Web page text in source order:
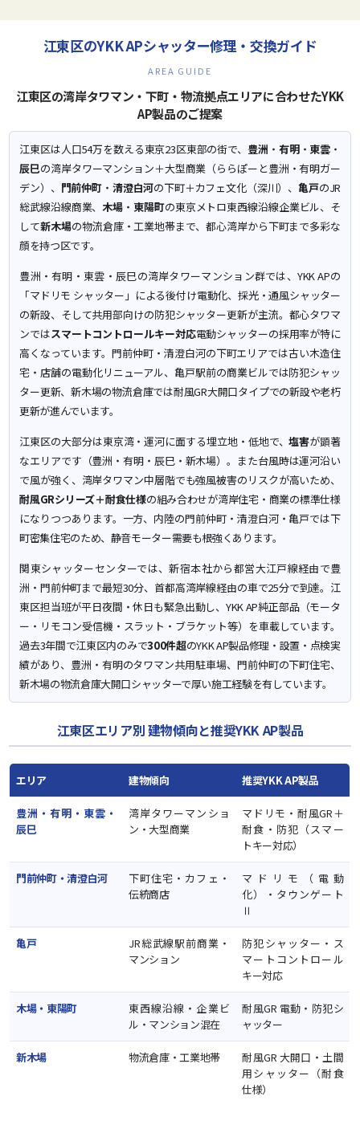
江東区のYKK APシャッター修理・交換ガイド
AREA GUIDE
江東区の湾岸タワマン・下町・物流拠点エリアに合わせたYKK
AP製品のご提案
江東区は人口54万を数える東京23区東部の街で、 豊洲 ・ 有明・ 東雲 ・
辰巳の湾岸タワーマンション＋大型商業（ららぽーと豊洲・有明ガー
デン）、 門前仲町・ 清澄白河の下町＋カフェ文化（深川）、亀戸のJR
総武線沿線商業、木場 ・ 東陽町の東京メトロ東西線沿線企業ビル、そ
して新木場の物流倉庫・工業地帯まで、都心湾岸から下町まで多彩な
顔を持つ区です。
豊洲・有明・東雲・辰巳の湾岸タワーマンション群では、YKK APの
「マドリモ シャッター」による後付け電動化、採光・通風シャッター
の新設、そして共用部向けの防犯シャッター更新が主流。都心タワマ
ンではスマートコントロールキー対応電動シャッターの採用率が特に
高くなっています。門前仲町・清澄白河の下町エリアでは古い木造住
宅・店舗の電動化リニューアル、亀戸駅前の商業ビルでは防犯シャッ
ター更新、新木場の物流倉庫では耐風GR大開口タイプでの新設や老朽
更新が進んでいます。
江東区の大部分は東京湾・運河に面する埋立地・低地で、塩害が顕著
なエリアです（豊洲・有明・辰巳・新木場）。また台風時は運河沿い
で風が強く、湾岸タワマン中層階でも強風被害のリスクが高いため、
耐風GRシリーズ＋耐食仕様の組み合わせが湾岸住宅・商業の標準仕様
になりつつあります。一方、内陸の門前仲町・清澄白河・亀戸では下
町密集住宅のため、静音モーター需要も根強くあります。
関東シャッターセンターでは、新宿本社から都営大江戸線経由で豊
洲・門前仲町まで最短30分、首都高湾岸線経由の車で25分で到達。江
東区担当班が平日夜間・休日も緊急出動し、YKK AP純正部品（モータ
ー・リモコン受信機・スラット・ブラケット等）を車載しています。
過去3年間で江東区内のみで300件超のYKK AP製品修理・設置・点検実
績があり、豊洲・有明のタワマン共用駐車場、門前仲町の下町住宅、
新木場の物流倉庫大開口シャッターで厚い施工経験を有しています。
江東区エリア別 建物傾向と推奨YKK AP製品
エリア 建物傾向 推奨YKK AP製品
豊洲・有明・東雲・
辰巳
湾岸タワーマンショ
ン・大型商業
マドリモ・耐風GR＋
耐食・防犯（スマー
トキー対応）
門前仲町・清澄白河
下町住宅・カフェ・
伝統商店
マドリモ（電動
化）・タウンゲート
Ⅱ
亀戸
JR総武線駅前商業・
マンション
防犯シャッター・ス
マートコントロール
キー対応
木場・東陽町
東西線沿線・企業ビ
ル・マンション混在
耐風GR 電動・防犯シ
ャッター
新木場 物流倉庫・工業地帯
耐風GR 大開口・土間
用シャッター（耐食
仕様）